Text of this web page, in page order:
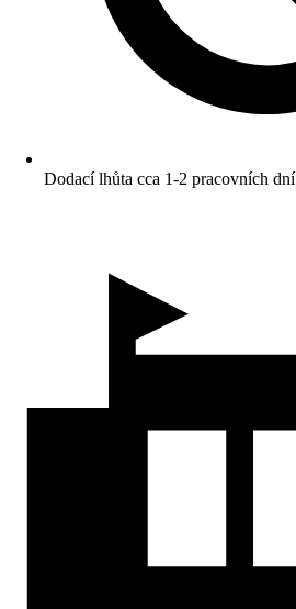
Dodací lhůta cca 1-2 pracovních dní